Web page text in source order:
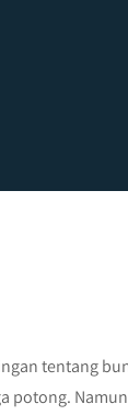
tentang
potong.